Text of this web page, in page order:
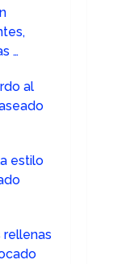
…
al
estilo
rellenas